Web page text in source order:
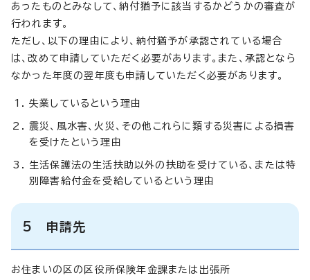
あったものとみなして、納付猶予に該当するかどうかの審査が
行われます。
ただし、以下の理由により、納付猶予が承認されている場合
は、改めて申請していただく必要があります。また、承認となら
なかった年度の翌年度も申請していただく必要があります。
失業しているという理由
震災、風水害、火災、その他これらに類する災害による損害
を受けたという理由
生活保護法の生活扶助以外の扶助を受けている、または特
別障害給付金を受給しているという理由
5 申請先
お住まいの区の区役所保険年金課または出張所